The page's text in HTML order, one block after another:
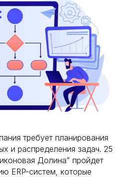
требует планирования
и распределения задач. 25
Долина” пройдет
ERP-систем, которые